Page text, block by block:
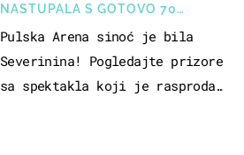
NASTUPALA S GOTOVO 70
GLAZBENIKA
Pulska Arena sinoć je bila
Severinina! Pogledajte prizore
sa spektakla koji je rasprodan